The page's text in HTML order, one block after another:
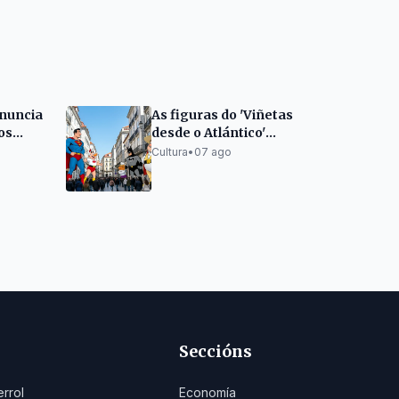
As figuras do 'Viñetas
desde o Atlántico'
chegan á Coruña
Cultura• 07 ago
Seccións
Economía